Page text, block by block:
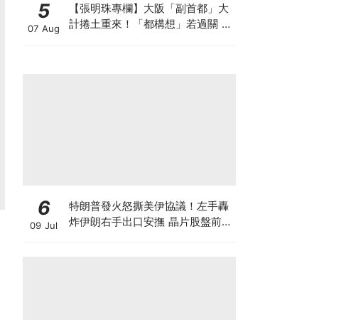
5
07 Aug
【張明珠專欄】大阪「副首都」大
計捲土重來！「都構想」若過關 大
6
09 Jul
特朗普發火怒撕美伊協議！左手轟
炸伊朗右手出口安撫 晶片股盤前暴